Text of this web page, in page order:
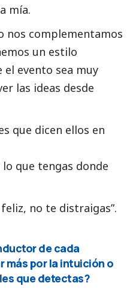
mía.
nos complementamos
un estilo
evento sea muy
las ideas desde
que dicen ellos en
lo que tengas donde
no te distraigas”.
de cada
más por la intuición o
que detectas?